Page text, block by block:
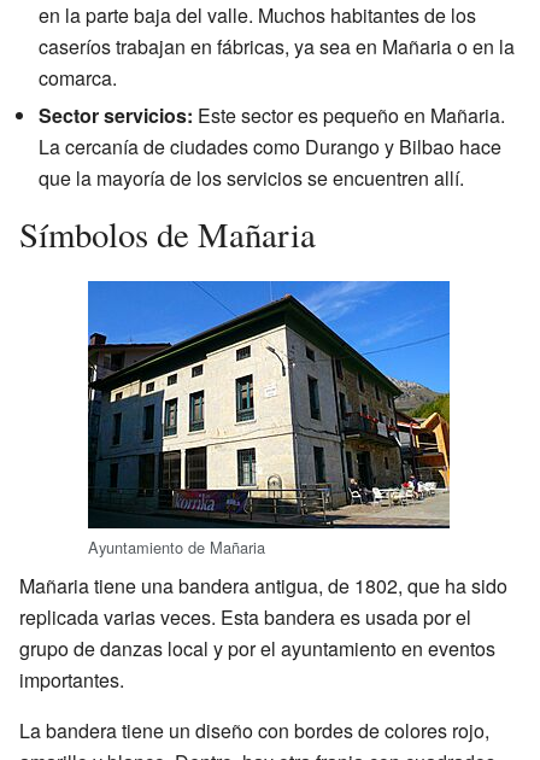
en la parte baja del valle. Muchos habitantes de los
caseríos trabajan en fábricas, ya sea en Mañaria o en la
comarca.
Sector servicios: Este sector es pequeño en Mañaria.
La cercanía de ciudades como Durango y Bilbao hace
que la mayoría de los servicios se encuentren allí.
Símbolos de Mañaria
Ayuntamiento de Mañaria
Mañaria tiene una bandera antigua, de 1802, que ha sido
replicada varias veces. Esta bandera es usada por el
grupo de danzas local y por el ayuntamiento en eventos
importantes.
La bandera tiene un diseño con bordes de colores rojo,